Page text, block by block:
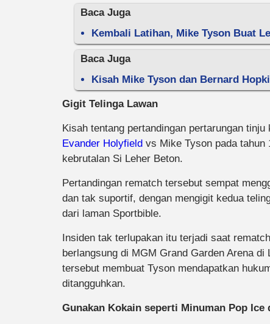
Baca Juga
Kembali Latihan, Mike Tyson Buat
Baca Juga
Kisah Mike Tyson dan Bernard
Gigit Telinga Lawan
Kisah tentang pertandingan pertarungan
Evander Holyfield vs Mike Tyson pada
kebrutalan Si Leher Beton.
Pertandingan rematch tersebut sempat
dan tak suportif, dengan mengigit kedua
dari laman Sportbible.
Insiden tak terlupakan itu terjadi saat
berlangsung di MGM Grand Garden Arena
tersebut membuat Tyson mendapatkan
ditangguhkan.
Gunakan Kokain seperti Minuman Pop Ice